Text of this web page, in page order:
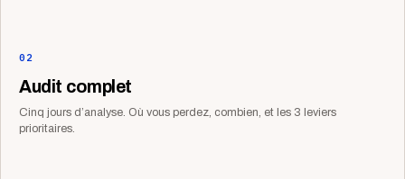
02
Audit complet
Cinq jours d’analyse. Où vous perdez, combien, et les 3 leviers
prioritaires.